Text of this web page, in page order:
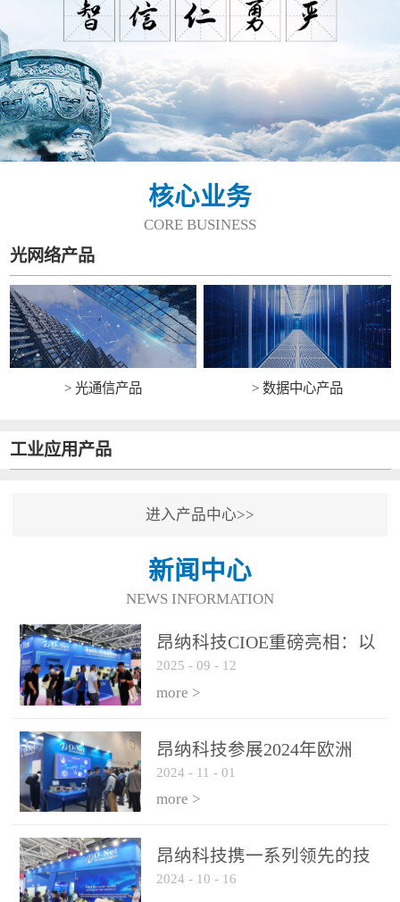
核心业务
CORE BUSINESS
光网络产品
> 光通信产品 > 数据中心产品
工业应用产品
进入产品中心>>
新闻中心
NEWS INFORMATION
昂纳科技CIOE重磅亮相：以
光通信创新引擎，驱动AI与
算力互联新时代
2025 - 09 - 12
more >
昂纳科技参展2024年欧洲
ECOC展会
2024 - 11 - 01
more >
昂纳科技携一系列领先的技
术平台和优秀产品参展2024
2024 - 10 - 16